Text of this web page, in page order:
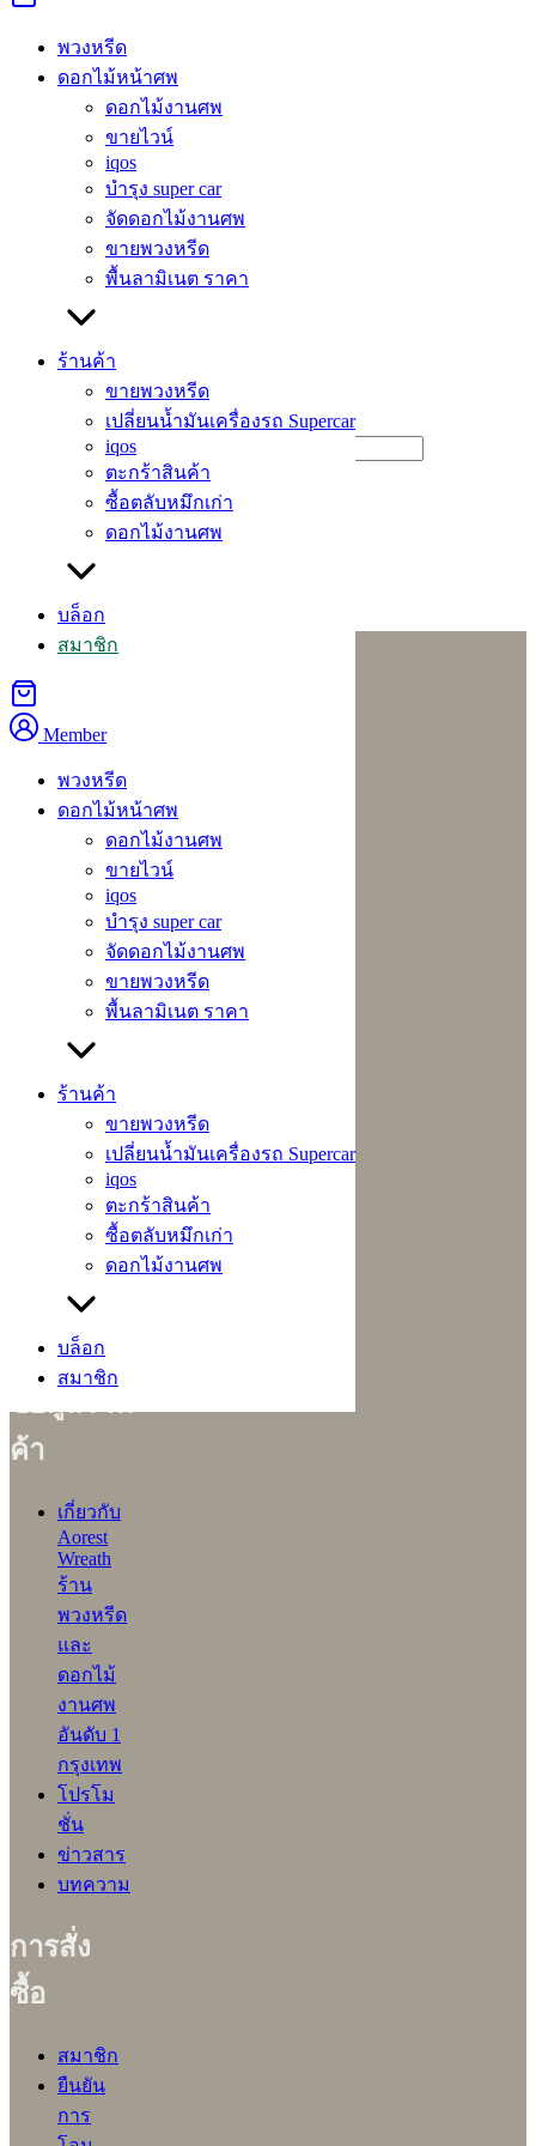
content
พวงหรีด
ดอกไม้หน้าศพ
ดอกไม้งานศพ
ขายไวน์
iqos
บำรุง super car
จัดดอกไม้งานศพ
ขายพวงหรีด
พื้นลามิเนต ราคา
ร้านค้า
ขายพวงหรีด
เปลี่ยนน้ำมันเครื่องรถ Supercar
iqos
ตะกร้าสินค้า
ซื้อตลับหมึกเก่า
ดอกไม้งานศพ
บล็อก
สมาชิก
Member
พวงหรีด
ดอกไม้หน้าศพ
ดอกไม้งานศพ
ขายไวน์
iqos
บำรุง super car
จัดดอกไม้งานศพ
ขายพวงหรีด
พื้นลามิเนต ราคา
ร้านค้า
ขายพวงหรีด
เปลี่ยนน้ำมันเครื่องรถ Supercar
iqos
ตะกร้าสินค้า
ซื้อตลับหมึกเก่า
ดอกไม้งานศพ
บล็อก
สมาชิก
Search
สมาชิก
สมาชิก
[nextend_social_login]
[passwordless-login]
เข้าสู่ระบบ
ชื่อผู้ใช้หรือที่อยู่อีเมล
* ต้องการ
จำฉันไว้ เข้าสู่ระบบ
ธุรกิจที่ผลิตและ
จำหน่ายพวงหรีด
ทั้งสด แห้ง และ
ประดิษฐ์ ดอกไม้
สดใหม่เสมอ
084-0961227
@aorest
หมวดหมู่
หน้าร้าน
สินค้า
แนะนำ
ต้นไม้ใน
กระถาง
ต้นไม้
ข้อมูลร้าน
ค้า
เกี่ยวกับ
Aorest
Wreath
ร้าน
พวงหรีด
และ
ดอกไม้
งานศพ
อันดับ 1
กรุงเทพ
โปรโม
ชั่น
ข่าวสาร
บทความ
การสั่ง
ซื้อ
สมาชิก
ยืนยัน
การ